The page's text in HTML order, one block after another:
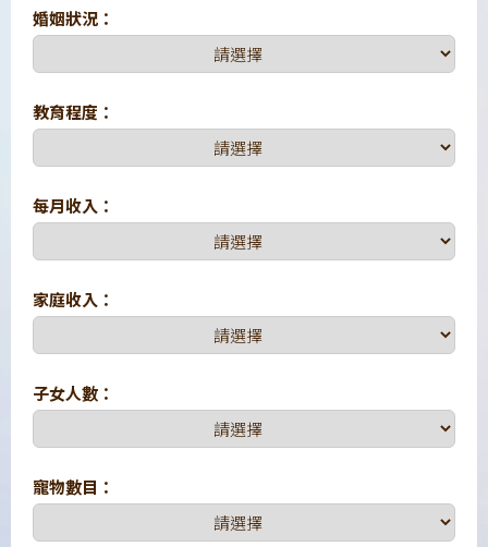
婚姻狀況：
教育程度：
每月收入：
家庭收入：
子女人數：
寵物數目：